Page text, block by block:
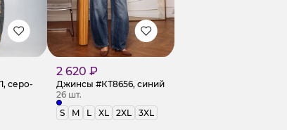
серо-
2 620 ₽
Джинсы #КТ8656, синий
26 шт.
S
M L XL 2XL 3XL